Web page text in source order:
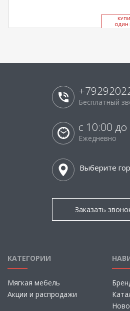
ОДИН
Бесплатный
с 10:00
Ежедневно
Выберите
Заказать
КАТЕГОРИИ
Мягкая мебель
Акции и распродажи